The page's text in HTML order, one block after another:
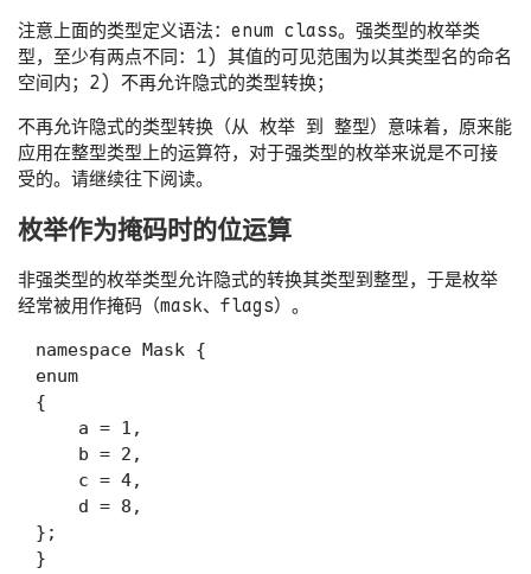
注意上面的类型定义语法： enum class。强类型的枚举类
型，至少有两点不同：1) 其值的可见范围为以其类型名的命名
空间内；2) 不再允许隐式的类型转换；
不再允许隐式的类型转换（从 枚举 到 整型）意味着，原来能
应用在整型类型上的运算符，对于强类型的枚举来说是不可接
受的。请继续往下阅读。
枚举作为掩码时的位运算
非强类型的枚举类型允许隐式的转换其类型到整型，于是枚举
经常被用作掩码（mask、flags）。
namespace Mask {
enum
{
    a = 1,
    b = 2,
    c = 4,
    d = 8,
};
}